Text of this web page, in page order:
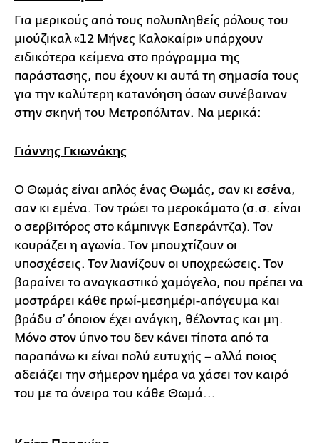
Για μερικούς από τους πολυπληθείς ρόλους του
μιούζικαλ «12 Μήνες Καλοκαίρι» υπάρχουν
ειδικότερα κείμενα στο πρόγραμμα της
παράστασης, που έχουν κι αυτά τη σημασία τους
για την καλύτερη κατανόηση όσων συνέβαιναν
στην σκηνή του Μετροπόλιταν. Να μερικά:
Γιάννης Γκιωνάκης
Ο Θωμάς είναι απλός ένας Θωμάς, σαν κι εσένα,
σαν κι εμένα. Τον τρώει το μεροκάματο (σ.σ. είναι
ο σερβιτόρος στο κάμπινγκ Εσπεράντζα). Τον
κουράζει η αγωνία. Τον μπουχτίζουν οι
υποσχέσεις. Τον λιανίζουν οι υποχρεώσεις. Τον
βαραίνει το αναγκαστικό χαμόγελο, που πρέπει να
μοστράρει κάθε πρωί-μεσημέρι-απόγευμα και
βράδυ σ’ όποιον έχει ανάγκη, θέλοντας και μη.
Μόνο στον ύπνο του δεν κάνει τίποτα από τα
παραπάνω κι είναι πολύ ευτυχής – αλλά ποιος
αδειάζει την σήμερον ημέρα να χάσει τον καιρό
του με τα όνειρα του κάθε Θωμά...